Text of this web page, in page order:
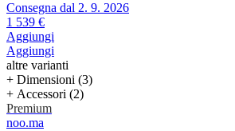
Consegna dal 2. 9. 2026
1 539 €
Aggiungi
Aggiungi
altre varianti
+ Dimensioni (3)
+ Accessori (2)
Premium
noo.ma